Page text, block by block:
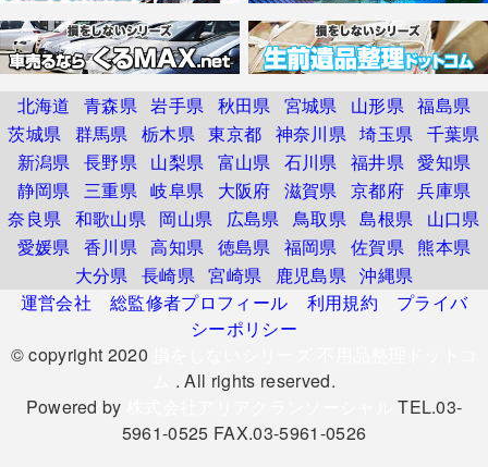
北海道 青森県 岩手県 秋田県 宮城県 山形県 福島県
茨城県 群馬県 栃木県 東京都 神奈川県 埼玉県 千葉県
新潟県 長野県 山梨県 富山県 石川県 福井県 愛知県
静岡県 三重県 岐阜県 大阪府 滋賀県 京都府 兵庫県
奈良県 和歌山県 岡山県 広島県 鳥取県 島根県
山口県
愛媛県 香川県 高知県 徳島県 福岡県 佐賀県 熊本県
大分県 長崎県 宮崎県 鹿児島県 沖縄県
運営会社
総監修者プロフィール 利用規約
プライバ
シーポリシー
© copyright 2020
. All rights reserved.
Powered by
TEL.03-
5961-0525 FAX.03-5961-0526